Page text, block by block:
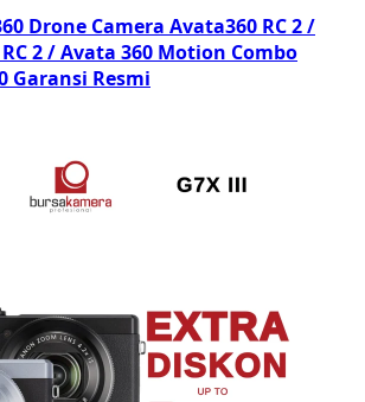
Drone Camera Avata360 RC 2 /
2 / Avata 360 Motion Combo
Garansi Resmi